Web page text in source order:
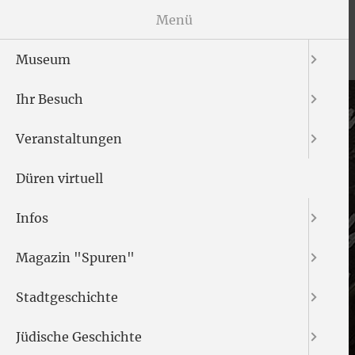
Menü
Museum
Ihr Besuch
Veranstaltungen
Düren virtuell
Infos
Magazin "Spuren"
Stadtgeschichte
Jüdische Geschichte